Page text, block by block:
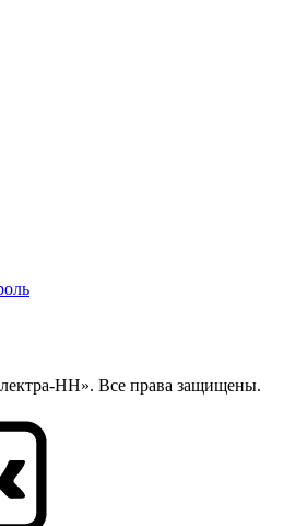
НН». Все права защищены.